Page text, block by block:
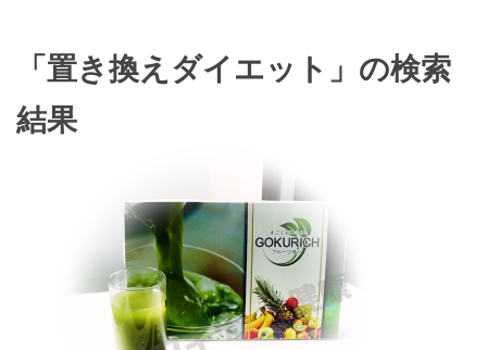
「置き換えダイエット」の検索
結果